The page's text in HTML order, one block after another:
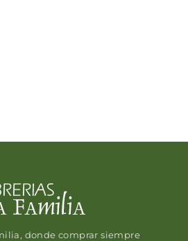
donde comprar siempre